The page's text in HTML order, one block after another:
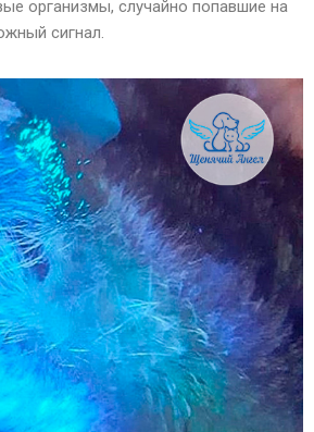
организмы, случайно попавшие на
сигнал.